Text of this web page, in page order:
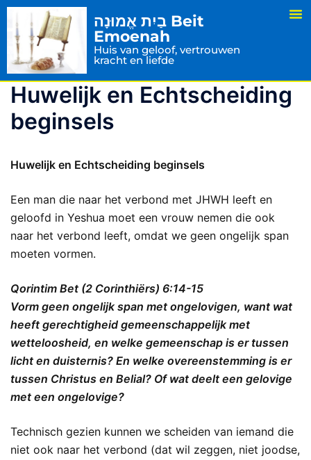
בַיִת אֱמוּנָה Beit
Emoenah
Huis van geloof, vertrouwen
kracht en liefde
Huwelijk en Echtscheiding
beginsels
Huwelijk en Echtscheiding beginsels
Een man die naar het verbond met JHWH leeft en
geloofd in Yeshua moet een vrouw nemen die ook
naar het verbond leeft, omdat we geen ongelijk span
moeten vormen.
Qorintim Bet (2 Corinthiërs) 6:14-15
Vorm geen ongelijk span met ongelovigen, want wat
heeft gerechtigheid gemeenschappelijk met
wetteloosheid, en welke gemeenschap is er tussen
licht en duisternis? En welke overeenstemming is er
tussen Christus en Belial? Of wat deelt een gelovige
met een ongelovige?
Technisch gezien kunnen we scheiden van iemand die
niet ook naar het verbond (dat wil zeggen, niet joodse,